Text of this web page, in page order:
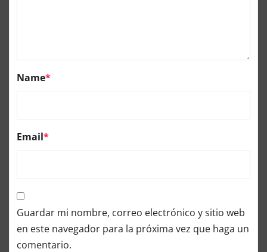
Name*
Email*
Guardar mi nombre, correo electrónico y sitio web
en este navegador para la próxima vez que haga un
comentario.